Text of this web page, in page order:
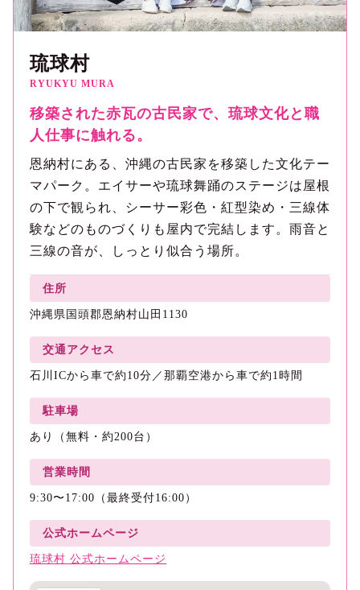
琉球村
RYUKYU MURA
移築された赤瓦の古民家で、琉球文化と職
人仕事に触れる。
恩納村にある、沖縄の古民家を移築した文化テー
マパーク。エイサーや琉球舞踊のステージは屋根
の下で観られ、シーサー彩色・紅型染め・三線体
験などのものづくりも屋内で完結します。雨音と
三線の音が、しっとり似合う場所。
住所
沖縄県国頭郡恩納村山田1130
交通アクセス
石川ICから車で約10分／那覇空港から車で約1時間
駐車場
あり（無料・約200台）
営業時間
9:30〜17:00（最終受付16:00）
公式ホームページ
琉球村 公式ホームページ